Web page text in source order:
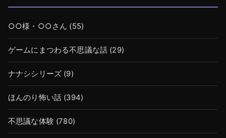
○○様・○○さん (55)
ゲームにまつわる不思議な話 (29)
ナナシシリーズ (9)
ほんのり怖い話 (394)
不思議な体験 (780)